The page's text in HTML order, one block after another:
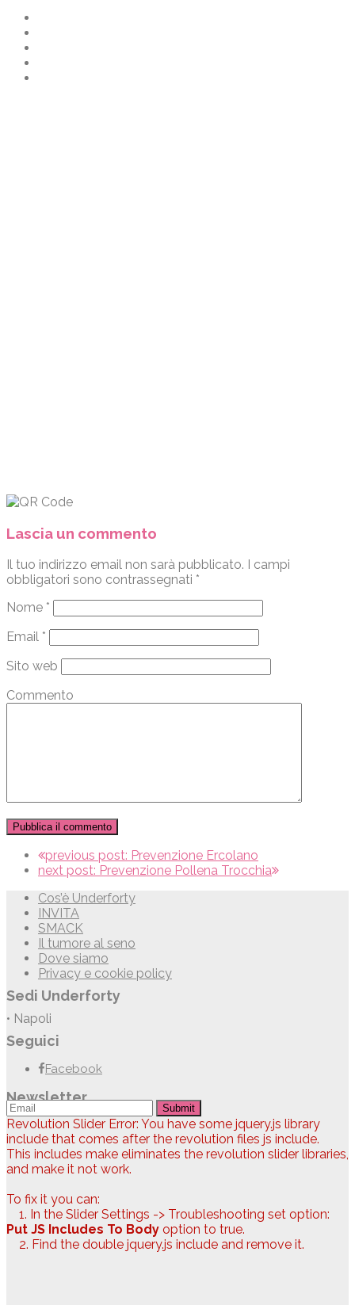
Lascia un commento
Il tuo indirizzo email non sarà pubblicato. I campi
obbligatori sono contrassegnati *
Nome *
Email *
Sito web
Commento
previous post: Prevenzione Ercolano
next post: Prevenzione Pollena Trocchia
Cos’è Underforty
INVITA
SMACK
Il tumore al seno
Dove siamo
Privacy e cookie policy
Sedi Underforty
• Napoli
Seguici
Facebook
Newsletter
Submit
Revolution Slider Error: You have some jquery.js library
include that comes after the revolution files js include.
This includes make eliminates the revolution slider libraries,
and make it not work.
To fix it you can:
1. In the Slider Settings -> Troubleshooting set option:
Put JS Includes To Body option to true.
2. Find the double jquery.js include and remove it.